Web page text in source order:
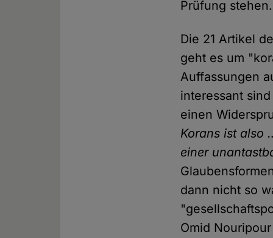
Prüfung stehen.
Die 21 Artikel
geht es um
Auffassungen
interessant
einen
Korans ist also
einer
dann nicht so
Omid